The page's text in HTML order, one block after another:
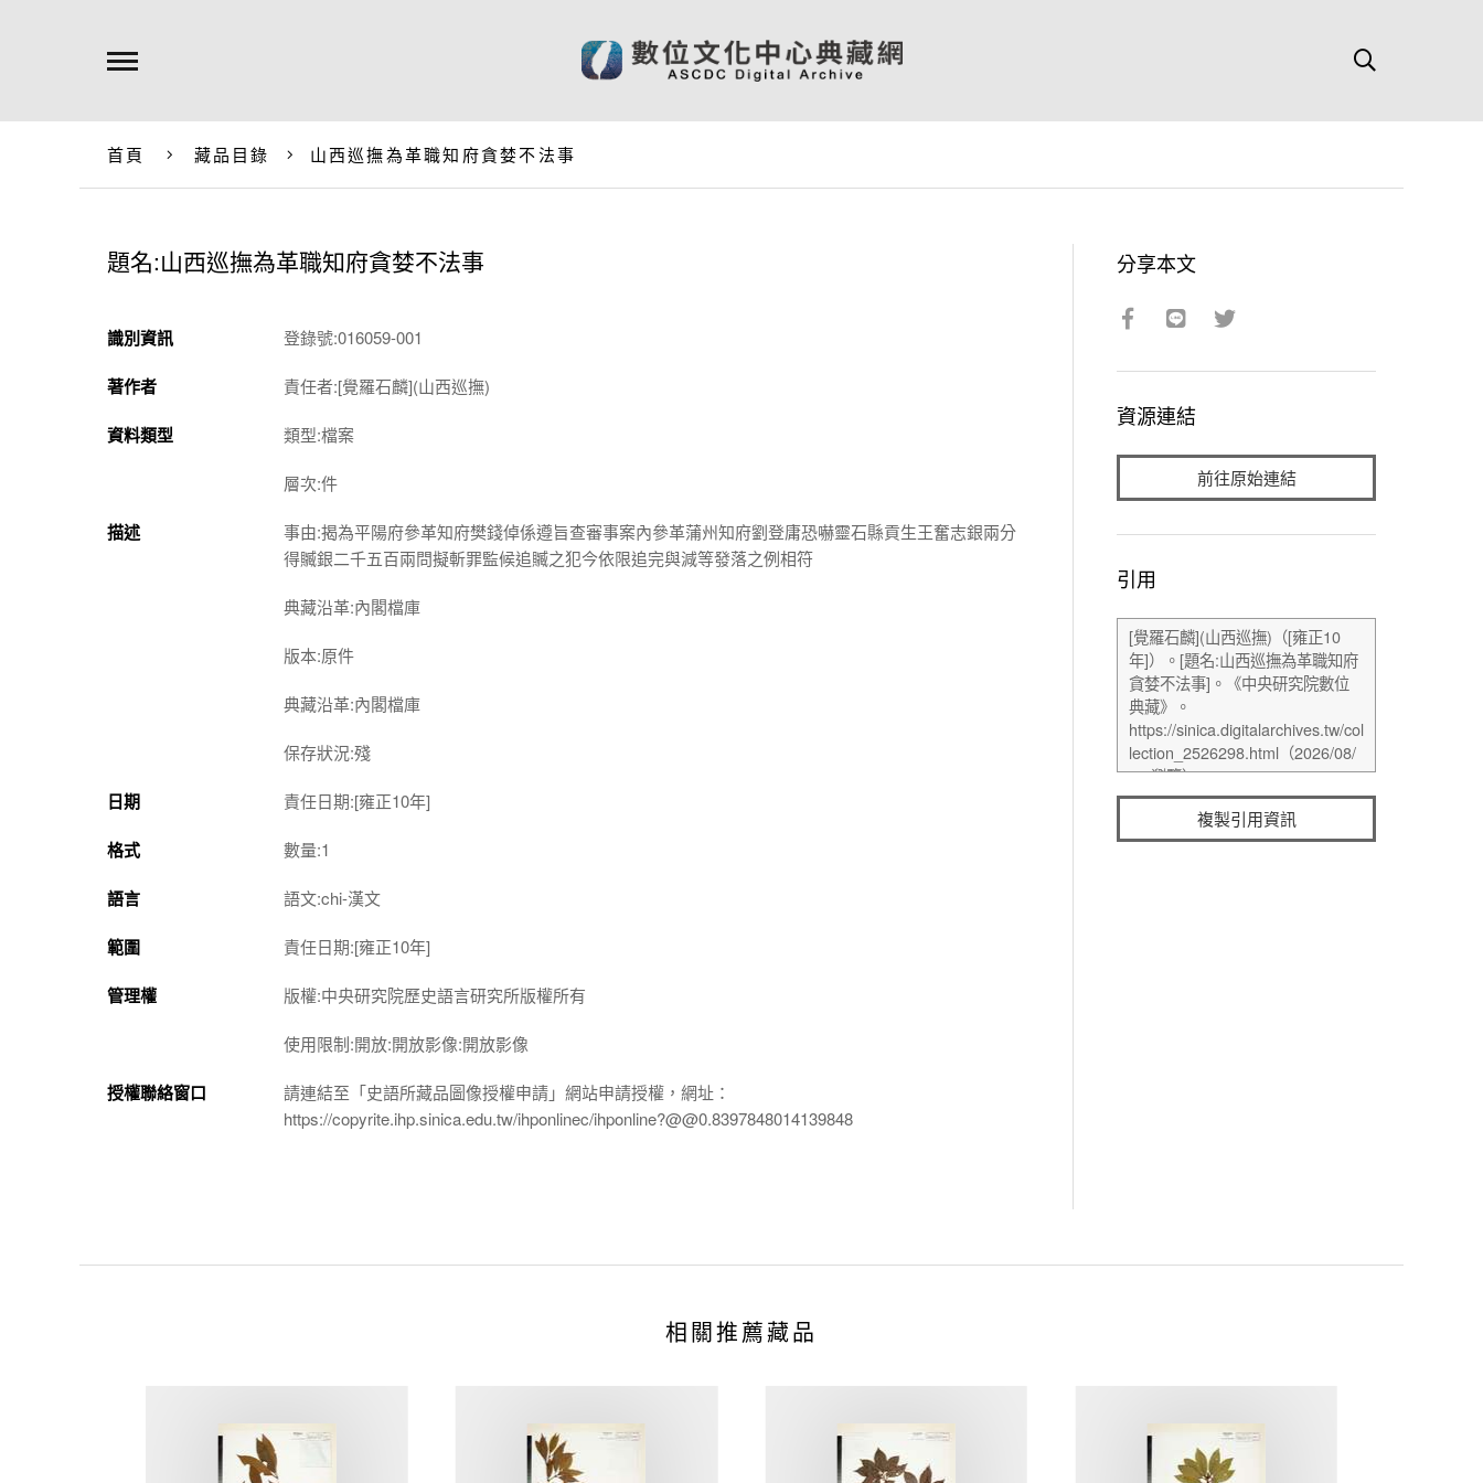
首頁 藏品目錄 山西巡撫為革職知府貪婪不法事
題名:山西巡撫為革職知府貪婪不法事
識別資訊 登錄號:016059-001
著作者 責任者:[覺羅石麟](山西巡撫)
資料類型 類型:檔案
層次:件
描述
事由:揭為平陽府參革知府樊錢倬係遵旨查審事案內參革蒲州知府劉登庸恐嚇靈石縣貢生王奮志銀兩分
得贓銀二千五百兩問擬斬罪監候追贓之犯今依限追完與減等發落之例相符
典藏沿革:內閣檔庫
版本:原件
典藏沿革:內閣檔庫
保存狀況:殘
日期 責任日期:[雍正10年]
格式 數量:1
語言 語文:chi-漢文
範圍 責任日期:[雍正10年]
管理權 版權:中央研究院歷史語言研究所版權所有
使用限制:開放:開放影像:開放影像
授權聯絡窗口
請連結至「史語所藏品圖像授權申請」網站申請授權，網址：
https://copyrite.ihp.sinica.edu.tw/ihponlinec/ihponline?@@0.8397848014139848
分享本文
資源連結
前往原始連結
引用
複製引用資訊
相關推薦藏品